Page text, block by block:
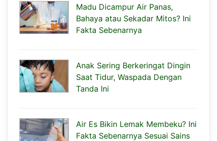
Madu Dicampur Air Panas,
Bahaya atau Sekadar Mitos? Ini
Fakta Sebenarnya
Anak Sering Berkeringat Dingin
Saat Tidur, Waspada Dengan
Tanda Ini
Air Es Bikin Lemak Membeku? Ini
Fakta Sebenarnya Sesuai Sains